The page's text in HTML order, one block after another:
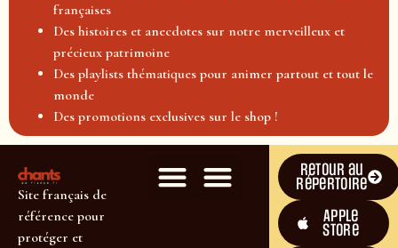
françaises
Des histoires et anecdotes sur notre merveilleux et
précieux patrimoine
Des playlists thématiques pour animer partout et tout le
monde
Des promotions exclusives sur le shop !
Site français de
référence pour
protéger et
Retour au
répertoire
Apple
Store